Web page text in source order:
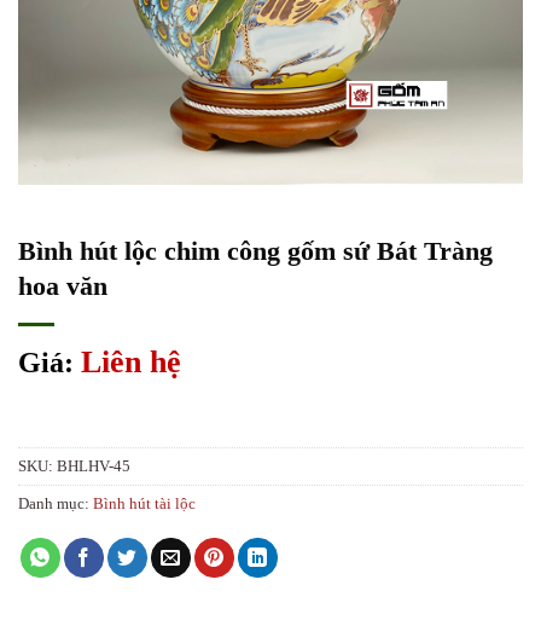
Bình hút lộc chim công gốm sứ Bát Tràng
hoa văn
Giá: Liên hệ
SKU: BHLHV-45
Danh mục: Bình hút tài lộc